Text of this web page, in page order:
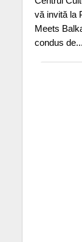
vă invită la
Meets
condus de...